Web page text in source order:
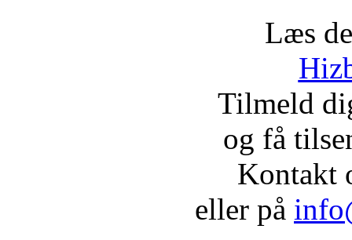
Læs
Tilmeld
og få
Kontakt
eller på